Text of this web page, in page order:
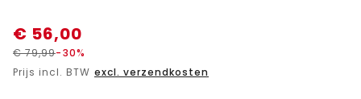
€ 56,00
€79,99-30%
Prijs incl. BTW excl. verzendkosten